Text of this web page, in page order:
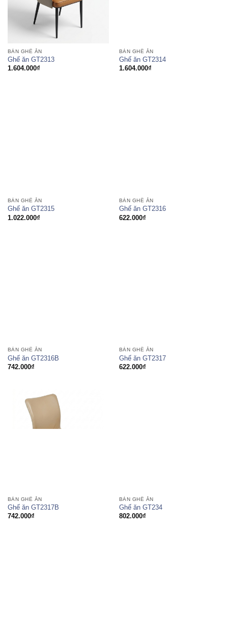
BÀN GHẾ ĂN
Ghế ăn GT2313
1.604.000₫
BÀN GHẾ ĂN
Ghế ăn GT2314
1.604.000₫
BÀN GHẾ ĂN
Ghế ăn GT2315
1.022.000₫
BÀN GHẾ ĂN
Ghế ăn GT2316
622.000₫
BÀN GHẾ ĂN
Ghế ăn GT2316B
742.000₫
BÀN GHẾ ĂN
Ghế ăn GT2317
622.000₫
BÀN GHẾ ĂN
Ghế ăn GT2317B
742.000₫
BÀN GHẾ ĂN
Ghế ăn GT234
802.000₫